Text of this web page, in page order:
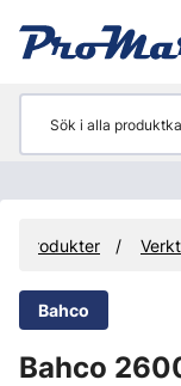
Produkter
Bahco
Bahco